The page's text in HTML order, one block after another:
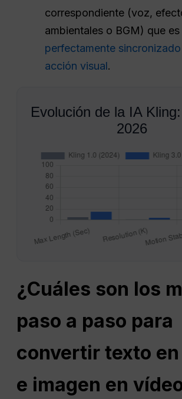
correspondiente (voz,
ambientales o BGM) que es
perfectamente
acción visual.
Evolución de la IA
2026
¿Cuáles son los
paso a paso para
convertir texto
e imagen en